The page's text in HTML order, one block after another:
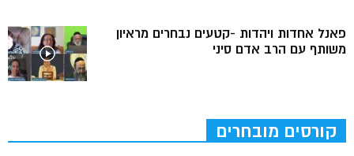
פאנל אחדות ויהדות -קטעים נבחרים מראיון
משותף עם הרב אדם סיני
קורסים מובחרים